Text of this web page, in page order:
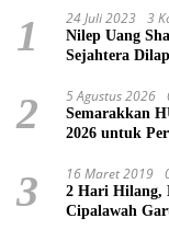
1 24 Juli 2023 3
Nilep Uang
Sejahtera
2 5 Agustus 2026
Semarakkan
2026 untuk
3 16 Maret 2019
2 Hari Hilang,
Cipalawah